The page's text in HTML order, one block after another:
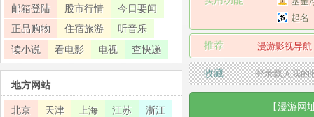
起名
推荐 漫游影视导航
收藏 登录载入我
【漫游网
邮箱登陆 股市行情
今日要闻
正品购物
住宿旅游
听音乐
读小说
看电影 电视 查快递
地方网站
北京 天津 上海 江苏
浙江